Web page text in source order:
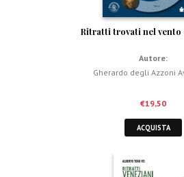
Ritratti trovati nel vento
Autore:
Gherardo degli Azzoni
€19,50
ACQUISTA